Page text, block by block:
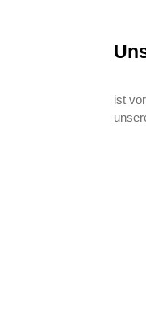
ist